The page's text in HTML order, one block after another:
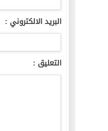
البريد الالكتروني :
التعليق :